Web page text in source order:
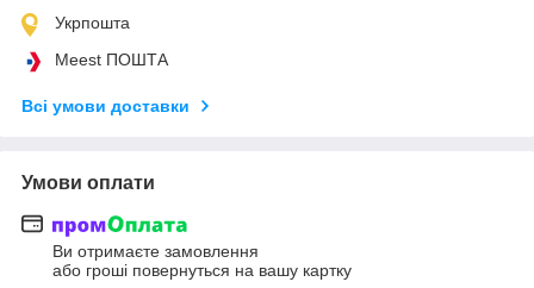
Укрпошта
Meest ПОШТА
Всі умови доставки
Умови оплати
Ви отримаєте замовлення
або гроші повернуться на вашу картку